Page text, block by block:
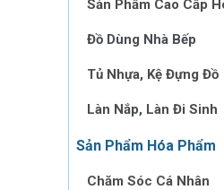
Sản Phẩm Cao Cấp
Đồ Dùng Nhà Bếp
Tủ Nhựa, Kệ Đựng Đồ
Làn Nắp, Làn Đi Sinh
Sản Phẩm Hóa Phẩm
Chăm Sóc Cá Nhân